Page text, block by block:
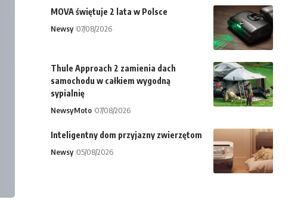
MOVA świętuje 2 lata w Polsce
Newsy 07/08/2026
Thule Approach 2 zamienia dach
samochodu w całkiem wygodną
sypialnię
NewsyMoto 07/08/2026
Inteligentny dom przyjazny zwierzętom
Newsy 05/08/2026